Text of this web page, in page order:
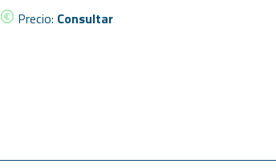
Precio: Consultar